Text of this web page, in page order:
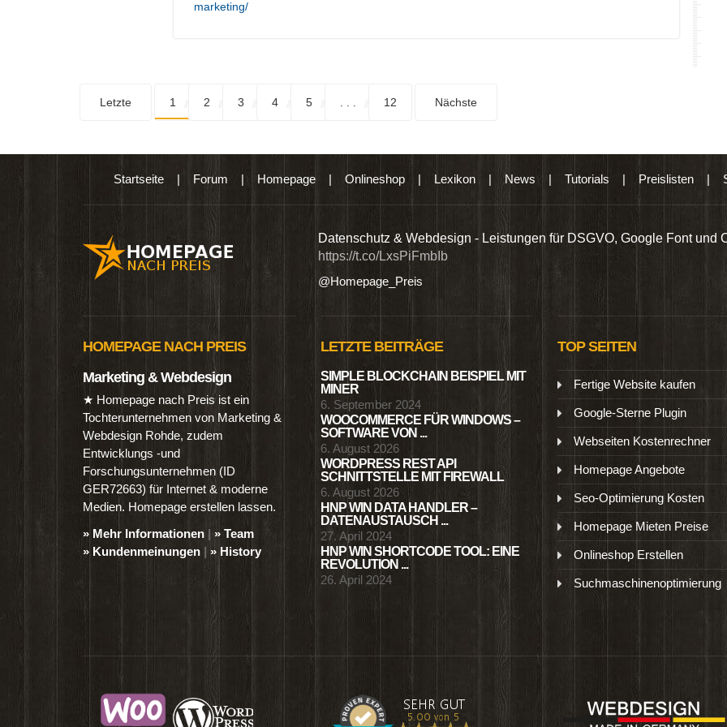
marketing/
Letzte 1 2 3 4 5 12 Nächste
Startseite| Forum | Homepage| Onlineshop| Lexikon| News | Tutorials | Preislisten|
Produkten wie Ebooks & DVDs.… Datenschutz & Webdesign - Leistungen für DSGVO, Google Font und
https://t.co/LxsPiFmbIb
@Homepage_Preis
HOMEPAGE NACH PREIS
Marketing & Webdesign
★ Homepage nach Preis ist ein
Tochterunternehmen von Marketing &
Webdesign Rohde, zudem
Entwicklungs -und
Forschungsunternehmen (ID
GER72663) für Internet & moderne
Medien. Homepage erstellen lassen.
» Mehr Informationen | » Team
» Kundenmeinungen | » History
LETZTE BEITRÄGE
SIMPLE BLOCKCHAIN BEISPIEL MIT
MINER
6. September 2024
WOOCOMMERCE FÜR WINDOWS –
SOFTWARE VON ...
6. August 2026
WORDPRESS REST API
SCHNITTSTELLE MIT FIREWALL
6. August 2026
HNP WIN DATA HANDLER –
DATENAUSTAUSCH ...
27. April 2024
HNP WIN SHORTCODE TOOL: EINE
REVOLUTION ...
26. April 2024
TOP SEITEN
Fertige Website kaufen
Google-Sterne Plugin
Webseiten Kostenrechner
Homepage Angebote
Seo-Optimierung Kosten
Homepage Mieten Preise
Onlineshop Erstellen
Suchmaschinenoptimierung